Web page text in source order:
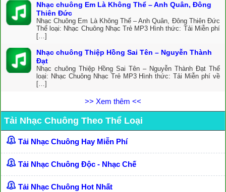
Nhạc chuông Em Là Không Thể – Anh Quân, Đông
Thiên Đức
Nhạc Chuông Em Là Không Thể – Anh Quân, Đông Thiên Đức
Thể loại: Nhạc Chuông Nhạc Trẻ MP3 Hình thức: Tải Miễn phí
[…]
Nhạc chuông Thiệp Hồng Sai Tên – Nguyễn Thành
Đạt
Nhạc chuông Thiệp Hồng Sai Tên – Nguyễn Thành Đạt Thể
loại: Nhạc Chuông Nhạc Trẻ MP3 Hình thức: Tải Miễn phí về
[…]
>> Xem thêm <<
Tải Nhạc Chuông Theo Thể Loại
Tải Nhạc Chuông Hay Miễn Phí
Tải Nhạc Chuông Độc - Nhạc Chế
Tải Nhạc Chuông Hot Nhất